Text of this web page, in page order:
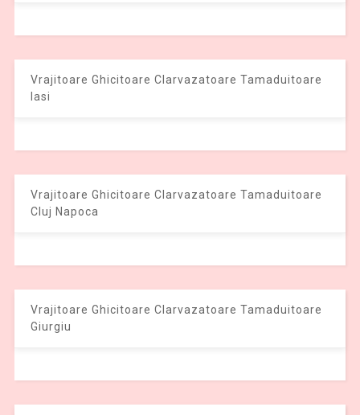
Vrajitoare Ghicitoare Clarvazatoare Tamaduitoare
Iasi
Vrajitoare Ghicitoare Clarvazatoare Tamaduitoare
Cluj Napoca
Vrajitoare Ghicitoare Clarvazatoare Tamaduitoare
Giurgiu